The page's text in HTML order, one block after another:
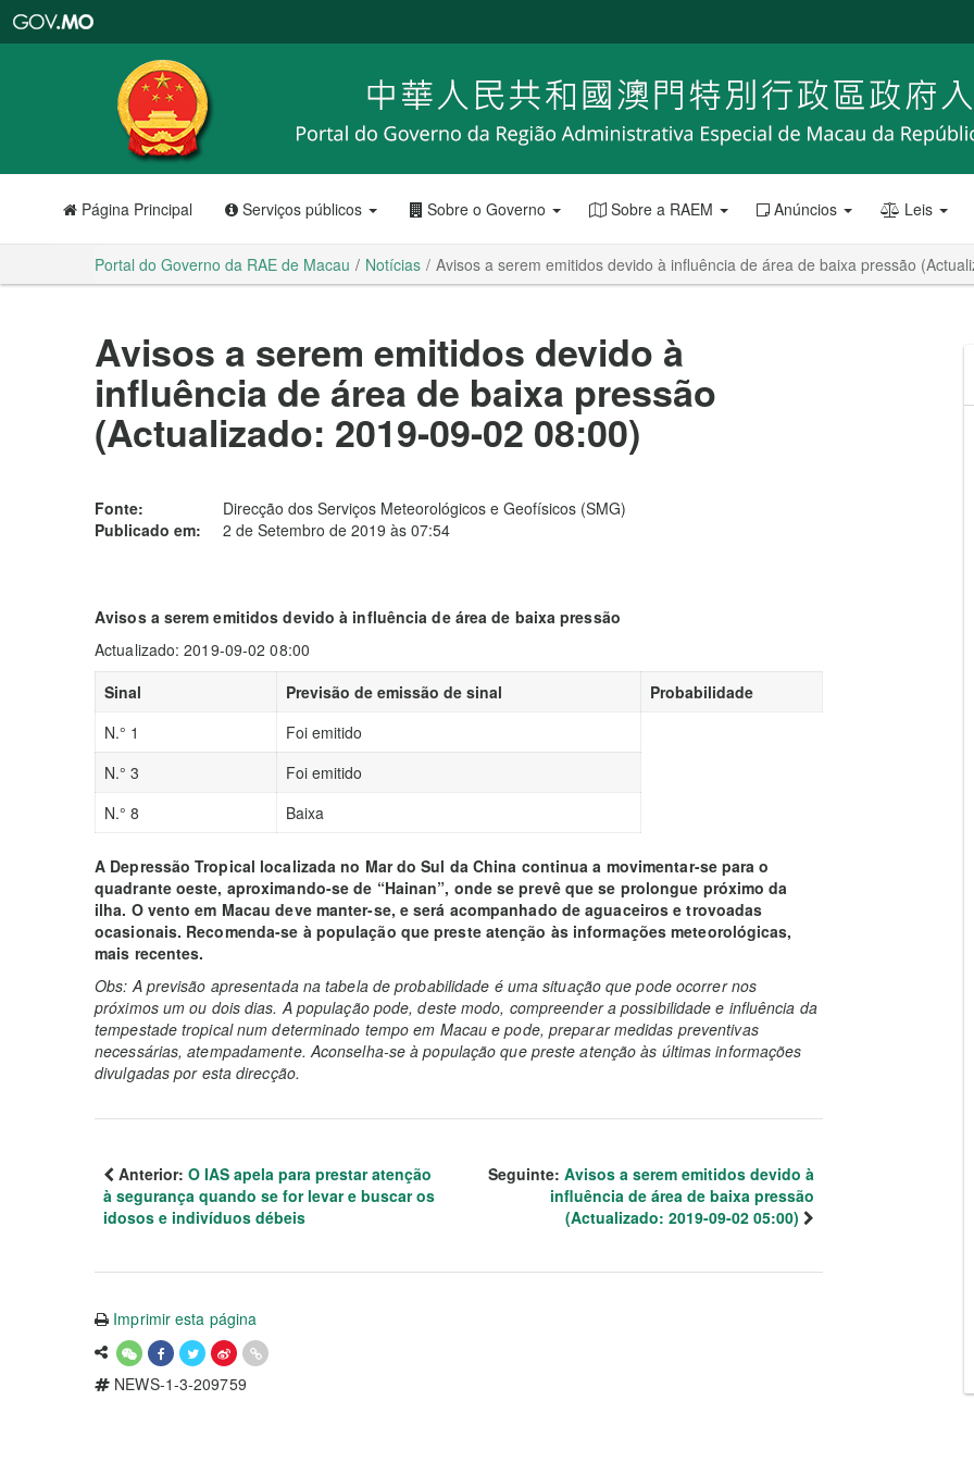
RAE
de
Macau
Página Principal Serviços públicos Sobre o Governo Sobre a RAEM Anúncios Leis
Portal do Governo da RAE de Macau Notícias Avisos a serem emitidos devido à influência de área de baixa pressão
Avisos a serem emitidos devido à
influência de área de baixa pressão
(Actualizado: 2019-09-02 08:00)
Fonte:
Direcção dos Serviços Meteorológicos e Geofísicos (SMG)
Publicado em:
2 de Setembro de 2019 às 07:54
Avisos a serem emitidos devido à influência de área de baixa pressão
Actualizado: 2019-09-02 08:00
Sinal
Previsão de emissão de sinal
Probabilidade
N.° 1
Foi emitido
N.° 3
Foi emitido
N.° 8
Baixa
A Depressão Tropical localizada no Mar do Sul da China continua a movimentar-se para o
quadrante oeste, aproximando-se de “Hainan”, onde se prevê que se prolongue próximo da
ilha. O vento em Macau deve manter-se, e será acompanhado de aguaceiros e trovoadas
ocasionais. Recomenda-se à população que preste atenção às informações meteorológicas,
mais recentes.
Obs: A previsão apresentada na tabela de probabilidade é uma situação que pode ocorrer nos
próximos um ou dois dias. A população pode, deste modo, compreender a possibilidade e influência da
tempestade tropical num determinado tempo em Macau e pode, preparar medidas preventivas
necessárias, atempadamente. Aconselha-se à população que preste atenção às últimas informações
divulgadas por esta direcção.
Anterior: O IAS apela para prestar atenção
à segurança quando se for levar e buscar os
idosos e indivíduos débeis
Seguinte: Avisos a serem emitidos devido à
influência de área de baixa pressão
(Actualizado: 2019-09-02 05:00)
Imprimir esta página
NEWS-1-3-209759